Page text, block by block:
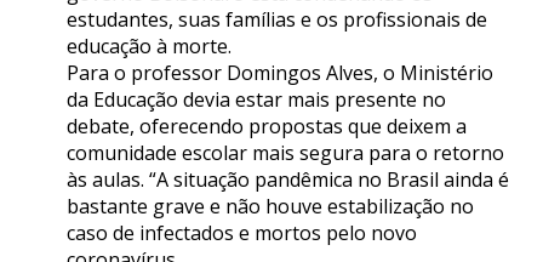
estudantes, suas famílias e os profissionais de
educação à morte.
Para o professor Domingos Alves, o Ministério
da Educação devia estar mais presente no
debate, oferecendo propostas que deixem a
comunidade escolar mais segura para o retorno
às aulas. “A situação pandêmica no Brasil ainda é
bastante grave e não houve estabilização no
caso de infectados e mortos pelo novo